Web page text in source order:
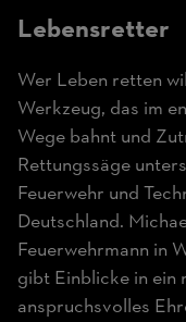
Lebensretter
Wer Leben retten
Werkzeug, das im
Wege bahnt und
Rettungssäge
Feuerwehr und
Deutschland.
Feuerwehrmann in
gibt Einblicke in ein
anspruchsvolles